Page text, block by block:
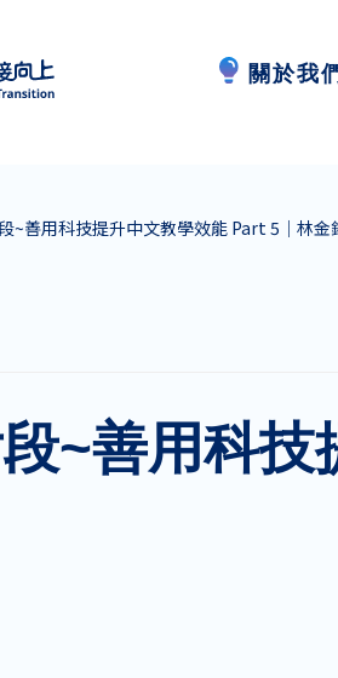
關於我
計劃活動與
~善用科技提升中文教學效能 Part 5｜林金
~善用科